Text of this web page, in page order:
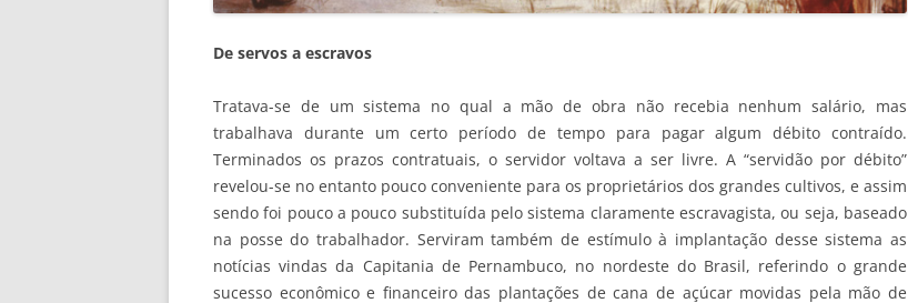
De servos a escravos
Tratava-se de um sistema no qual a mão de obra não recebia nenhum salário, mas
trabalhava durante um certo período de tempo para pagar algum débito contraído.
Terminados os prazos contratuais, o servidor voltava a ser livre. A “servidão por débito”
revelou-se no entanto pouco conveniente para os proprietários dos grandes cultivos, e assim
sendo foi pouco a pouco substituída pelo sistema claramente escravagista, ou seja, baseado
na posse do trabalhador. Serviram também de estímulo à implantação desse sistema as
notícias vindas da Capitania de Pernambuco, no nordeste do Brasil, referindo o grande
sucesso econômico e financeiro das plantações de cana de açúcar movidas pela mão de